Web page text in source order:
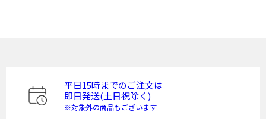
平日15時までのご注文は
即日発送(土日祝除く)
※対象外の商品もございます